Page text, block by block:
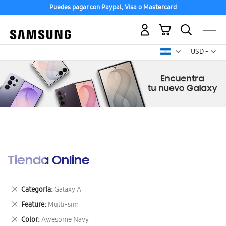
Puedes pagar con Paypal, Visa o Mastercard
USD -
dólar
Mi carrito
Tienda Online
Categoría Galaxy A
Eliminar
este
artículo
Feature Multi-sim
Eliminar
este
Color Awesome Navy
Eliminar